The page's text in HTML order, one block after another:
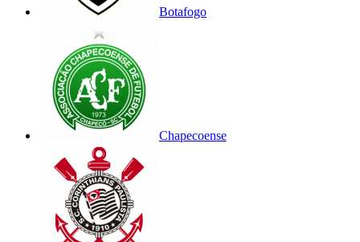
Botafogo
Chapecoense